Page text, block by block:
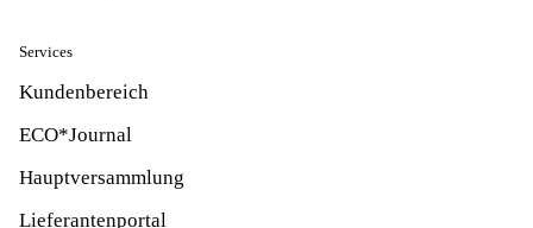
Services
Kundenbereich
ECO*Journal
Hauptversammlung
Lieferantenportal